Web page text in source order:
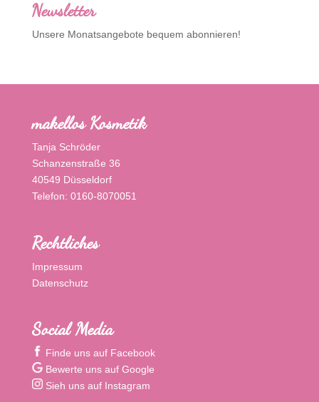
Newsletter
Unsere Monatsangebote bequem abonnieren!
makellos Kosmetik
Tanja Schröder
Schanzenstraße 36
40549 Düsseldorf
Telefon: 0160-8070051
Rechtliches
Impressum
Datenschutz
Social Media
Finde uns auf Facebook
Bewerte uns auf Google
Sieh uns auf Instagram